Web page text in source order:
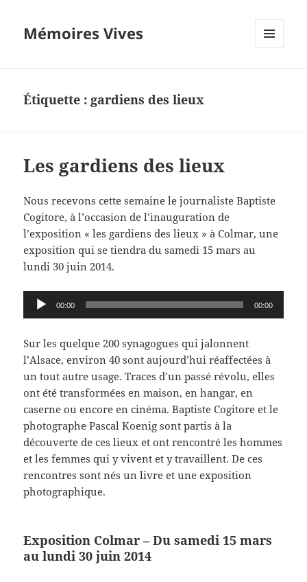
Mémoires Vives
Étiquette : gardiens des lieux
Les gardiens des lieux
Nous recevons cette semaine le journaliste Baptiste
Cogitore, à l’occasion de l’inauguration de
l’exposition « les gardiens des lieux » à Colmar, une
exposition qui se tiendra du samedi 15 mars au
lundi 30 juin 2014.
Lecteur
audio
00:00 00:00
Sur les quelque 200 synagogues qui jalonnent
l’Alsace, environ 40 sont aujourd’hui réaffectées à
un tout autre usage. Traces d’un passé révolu, elles
ont été transformées en maison, en hangar, en
caserne ou encore en cinéma. Baptiste Cogitore et le
photographe Pascal Koenig sont partis à la
découverte de ces lieux et ont rencontré les hommes
et les femmes qui y vivent et y travaillent. De ces
rencontres sont nés un livre et une exposition
photographique.
Exposition Colmar – Du samedi 15 mars
au lundi 30 juin 2014